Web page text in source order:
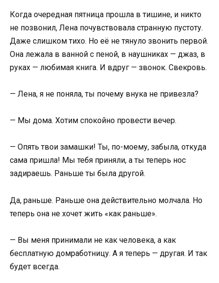
Когда очередная пятница прошла в тишине, и никто
не позвонил, Лена почувствовала странную пустоту.
Даже слишком тихо. Но её не тянуло звонить первой.
Она лежала в ванной с пеной, в наушниках — джаз, в
руках — любимая книга. И вдруг — звонок. Свекровь.
— Лена, я не поняла, ты почему внука не привезла?
— Мы дома. Хотим спокойно провести вечер.
— Опять твои замашки! Ты, по-моему, забыла, откуда
сама пришла! Мы тебя приняли, а ты теперь нос
задираешь. Раньше ты была другой.
Да, раньше. Раньше она действительно молчала. Но
теперь она не хочет жить «как раньше».
— Вы меня принимали не как человека, а как
бесплатную домработницу. А я теперь — другая. И так
будет всегда.